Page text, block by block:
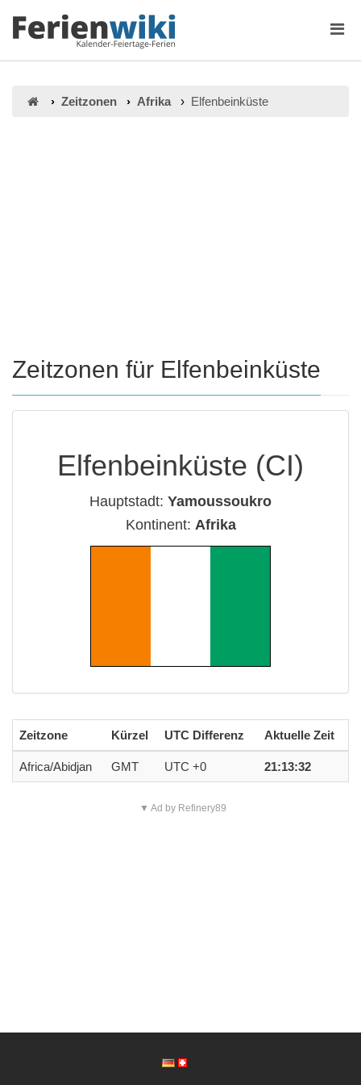
Zeitzonen Afrika Elfenbeinküste
Zeitzonen für Elfenbeinküste
Elfenbeinküste (CI)
Hauptstadt: Yamoussoukro
Kontinent: Afrika
Zeitzone Kürzel UTC Differenz Aktuelle Zeit
Africa/Abidjan GMT UTC +0 21:13:32
▼ Ad by Refinery89